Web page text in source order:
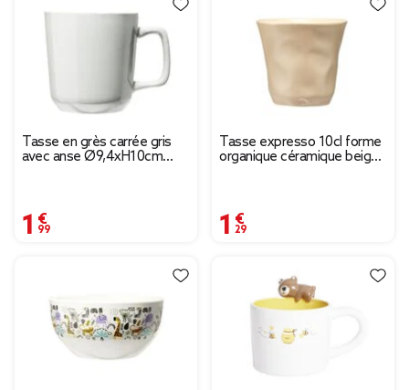
Tasse en grès carrée gris
avec anse Ø9,4xH10cm
1,99 €
Tasse expresso 10cl forme
organique céramique beige
1,29 €